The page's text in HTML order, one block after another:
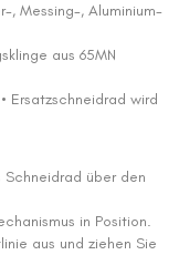
, Messing-, Aluminium-
aus 65MN
Ersatzschneidrad wird
Schneidrad über den
in Position.
aus und ziehen Sie